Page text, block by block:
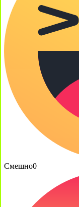
Смешно0